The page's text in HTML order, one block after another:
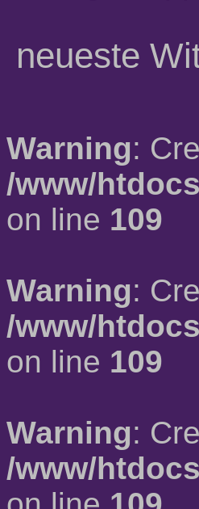
neueste
Warning:
/www/
on line 109
Warning:
/www/
on line 109
Warning:
/www/